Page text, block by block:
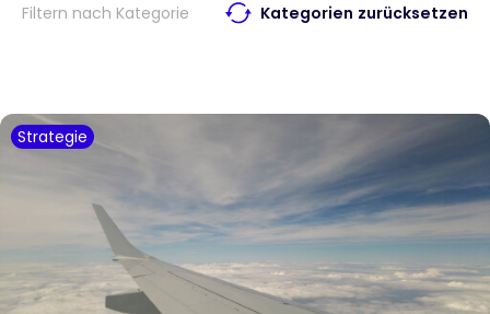
Filtern nach Kategorie Kategorien zurücksetzen
Strategie